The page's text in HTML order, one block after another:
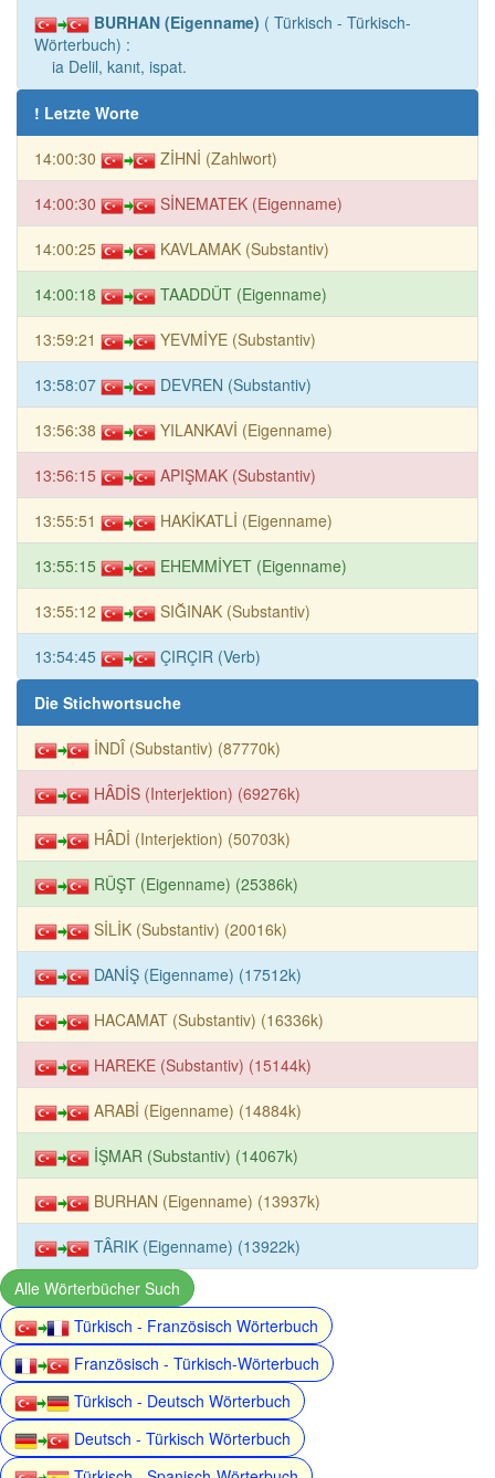
BURHAN (Eigenname) ( Türkisch - Türkisch-
Wörterbuch) :
ia Delil, kanıt, ispat.
! Letzte Worte
14:00:30 ZİHNİ (Zahlwort)
14:00:30 SİNEMATEK (Eigenname)
14:00:25 KAVLAMAK (Substantiv)
14:00:18 TAADDÜT (Eigenname)
13:59:21 YEVMİYE (Substantiv)
13:58:07 DEVREN (Substantiv)
13:56:38 YILANKAVİ (Eigenname)
13:56:15 APIŞMAK (Substantiv)
13:55:51 HAKİKATLİ (Eigenname)
13:55:15 EHEMMİYET (Eigenname)
13:55:12 SIĞINAK (Substantiv)
13:54:45 ÇIRÇIR (Verb)
Die Stichwortsuche
İNDÎ (Substantiv) (87770k)
HÂDİS (Interjektion) (69276k)
HÂDİ (Interjektion) (50703k)
RÜŞT (Eigenname) (25386k)
SİLİK (Substantiv) (20016k)
DANİŞ (Eigenname) (17512k)
HACAMAT (Substantiv) (16336k)
HAREKE (Substantiv) (15144k)
ARABİ (Eigenname) (14884k)
İŞMAR (Substantiv) (14067k)
BURHAN (Eigenname) (13937k)
TÂRIK (Eigenname) (13922k)
Alle Wörterbücher Such
Türkisch - Französisch Wörterbuch
Französisch - Türkisch-Wörterbuch
Türkisch - Deutsch Wörterbuch
Deutsch - Türkisch Wörterbuch